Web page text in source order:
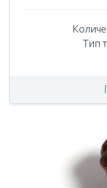
Тип